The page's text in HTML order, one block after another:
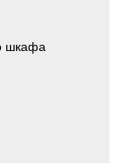
шкафа